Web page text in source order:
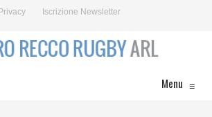
Privacy Iscrizione Newsletter
Menu ≡